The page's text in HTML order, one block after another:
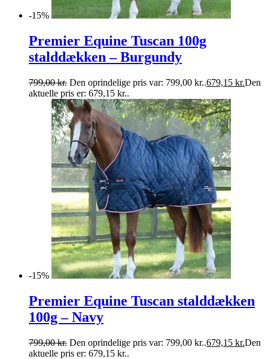
-15%
Premier Equine Tuscan 100g
stalddækken – Burgundy
799,00kr. Den oprindelige pris var: 799,00 kr..679,15 kr.Den
aktuelle pris er: 679,15 kr..
-15%
Premier Equine Tuscan stalddækken
100g – Navy
799,00kr. Den oprindelige pris var: 799,00 kr..679,15 kr.Den
aktuelle pris er: 679,15 kr..